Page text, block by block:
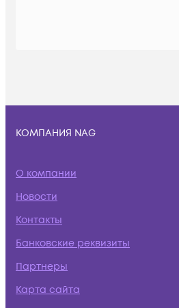
КОМПАНИЯ NAG
О компании
Новости
Контакты
Банковские реквизиты
Партнеры
Карта сайта